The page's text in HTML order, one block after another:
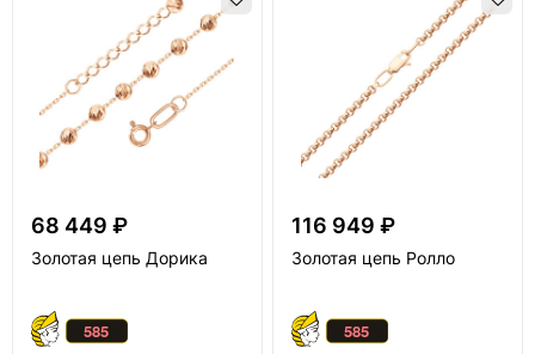
68 449 ₽
Золотая цепь Дорика
116 949 ₽
Золотая цепь Ролло